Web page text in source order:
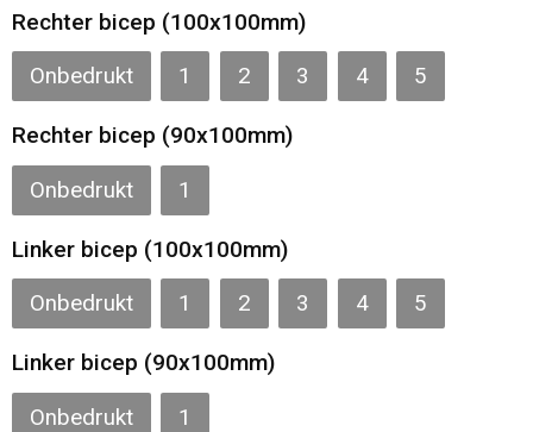
Rechter bicep (100x100mm)
Onbedrukt 1 2 3 4 5
Rechter bicep (90x100mm)
Onbedrukt 1
Linker bicep (100x100mm)
Onbedrukt 1 2 3 4 5
Linker bicep (90x100mm)
Onbedrukt 1